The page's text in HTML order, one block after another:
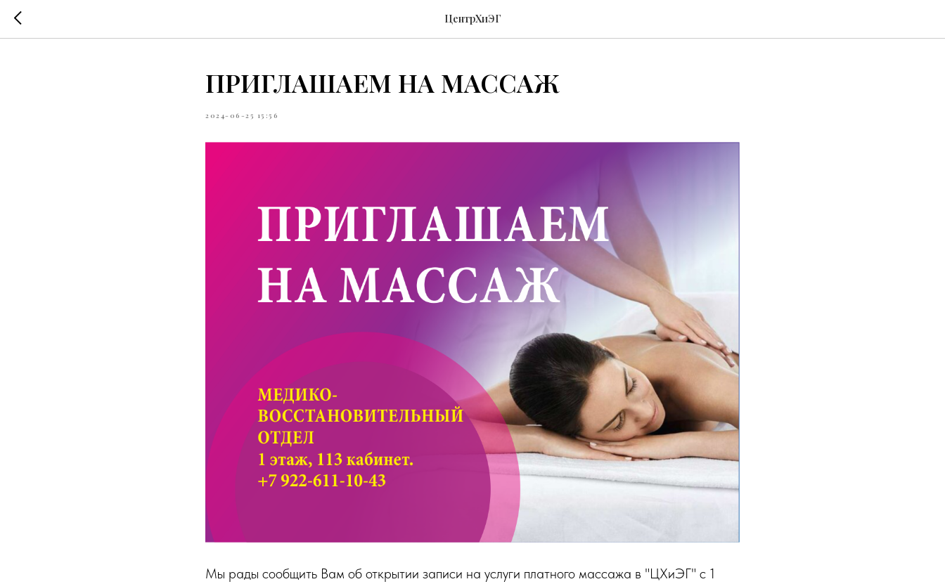
ЦентрХиЭГ
ПРИГЛАШАЕМ НА МАССАЖ
2024-06-25 15:56
Мы рады сообщить Вам об открытии записи на услуги платного массажа в "ЦХиЭГ" с 1